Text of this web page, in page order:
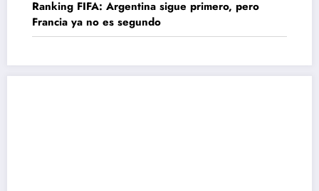
Ranking FIFA: Argentina sigue primero, pero
Francia ya no es segundo